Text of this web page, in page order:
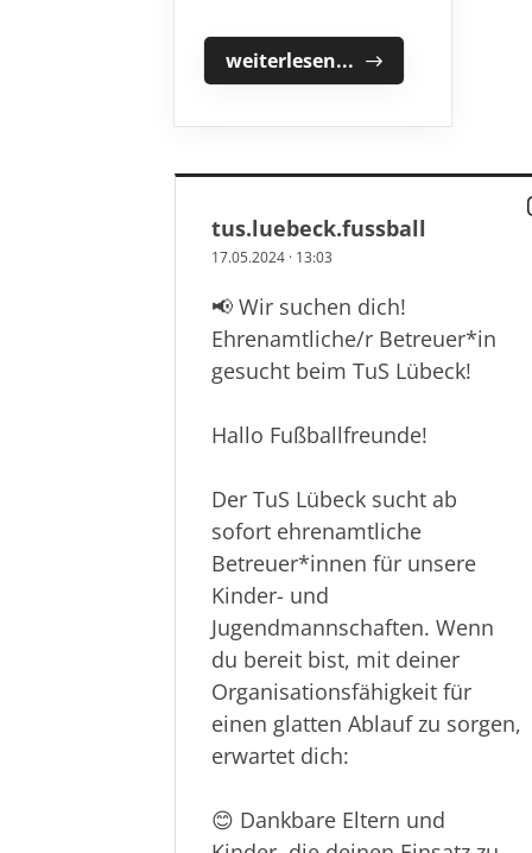
02.02.2026
Jahre Fortuna“-Turnier
tus.luebeck.fussball
📢 Wir suchen dich!
Ehrenamtliche/r Betreuer*in
gesucht beim TuS Lübeck!
Hallo Fußballfreunde!
Der TuS Lübeck sucht ab
sofort ehrenamtliche
Betreuer*innen für unsere
Kinder- und
Jugendmannschaften. Wenn
du bereit bist, mit deiner
Organisationsfähigkeit für